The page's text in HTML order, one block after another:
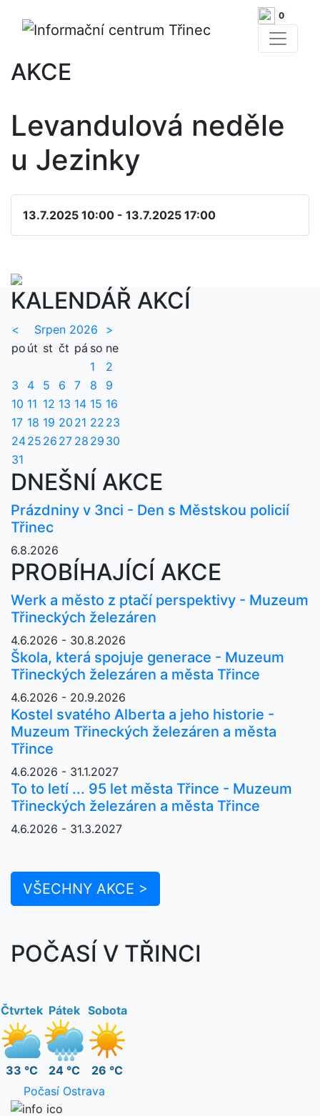
0
AKCE
Levandulová neděle
u Jezinky
13.7.2025 10:00 - 13.7.2025 17:00
KALENDÁŘ AKCÍ
< Srpen 2026
>
po út st čt pá so ne
1
2
3
4 5 6 7 8
9
10 11 12 13 14 15 16
17 18 19 20 21 22 23
2425 26 27 28 29 30
31
DNEŠNÍ AKCE
Prázdniny v 3nci - Den s Městskou policií
Třinec
6.8.2026
PROBÍHAJÍCÍ AKCE
Werk a město z ptačí perspektivy - Muzeum
Třineckých železáren
4.6.2026 - 30.8.2026
Škola, která spojuje generace - Muzeum
Třineckých železáren a města Třince
4.6.2026 - 20.9.2026
Kostel svatého Alberta a jeho historie -
Muzeum Třineckých železáren a města
Třince
4.6.2026 - 31.1.2027
To to letí ... 95 let města Třince - Muzeum
Třineckých železáren a města Třince
4.6.2026 - 31.3.2027
VŠECHNY AKCE >
POČASÍ V TŘINCI
Čtvrtek
33 °C
Pátek
24 °C
Sobota
26 °C
Počasí Ostrava